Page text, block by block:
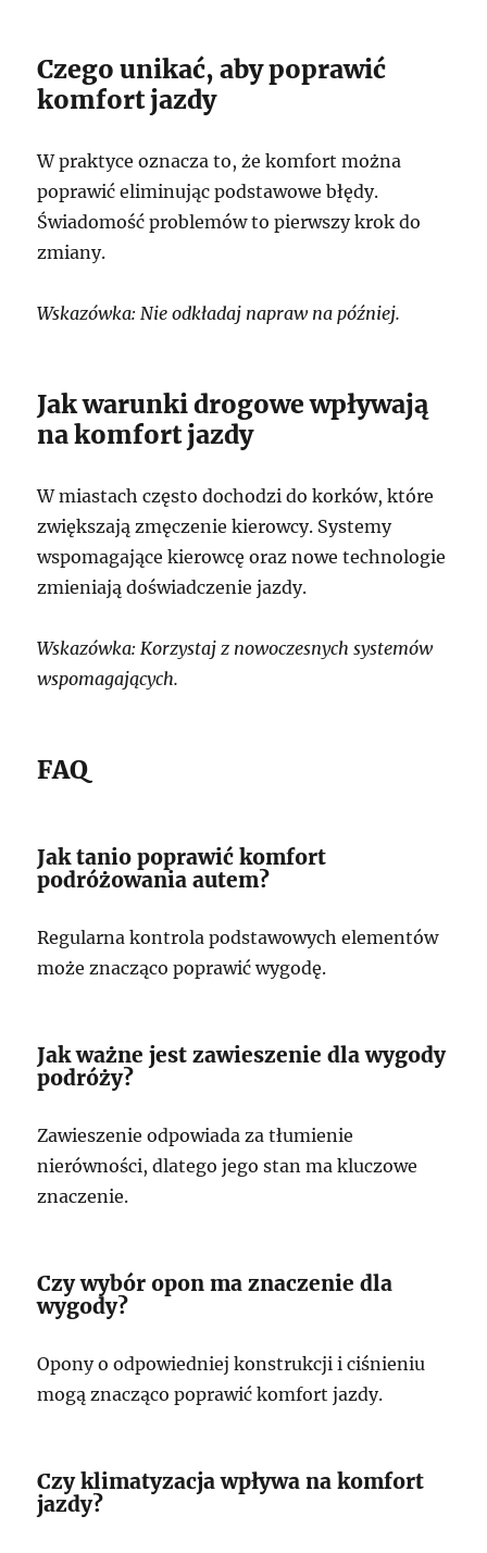
Czego unikać, aby poprawić
komfort jazdy
W praktyce oznacza to, że komfort można
poprawić eliminując podstawowe błędy.
Świadomość problemów to pierwszy krok do
zmiany.
Wskazówka: Nie odkładaj napraw na później.
Jak warunki drogowe wpływają
na komfort jazdy
W miastach często dochodzi do korków, które
zwiększają zmęczenie kierowcy. Systemy
wspomagające kierowcę oraz nowe technologie
zmieniają doświadczenie jazdy.
Wskazówka: Korzystaj z nowoczesnych systemów
wspomagających.
FAQ
Jak tanio poprawić komfort
podróżowania autem?
Regularna kontrola podstawowych elementów
może znacząco poprawić wygodę.
Jak ważne jest zawieszenie dla wygody
podróży?
Zawieszenie odpowiada za tłumienie
nierówności, dlatego jego stan ma kluczowe
znaczenie.
Czy wybór opon ma znaczenie dla
wygody?
Opony o odpowiedniej konstrukcji i ciśnieniu
mogą znacząco poprawić komfort jazdy.
Czy klimatyzacja wpływa na komfort
jazdy?